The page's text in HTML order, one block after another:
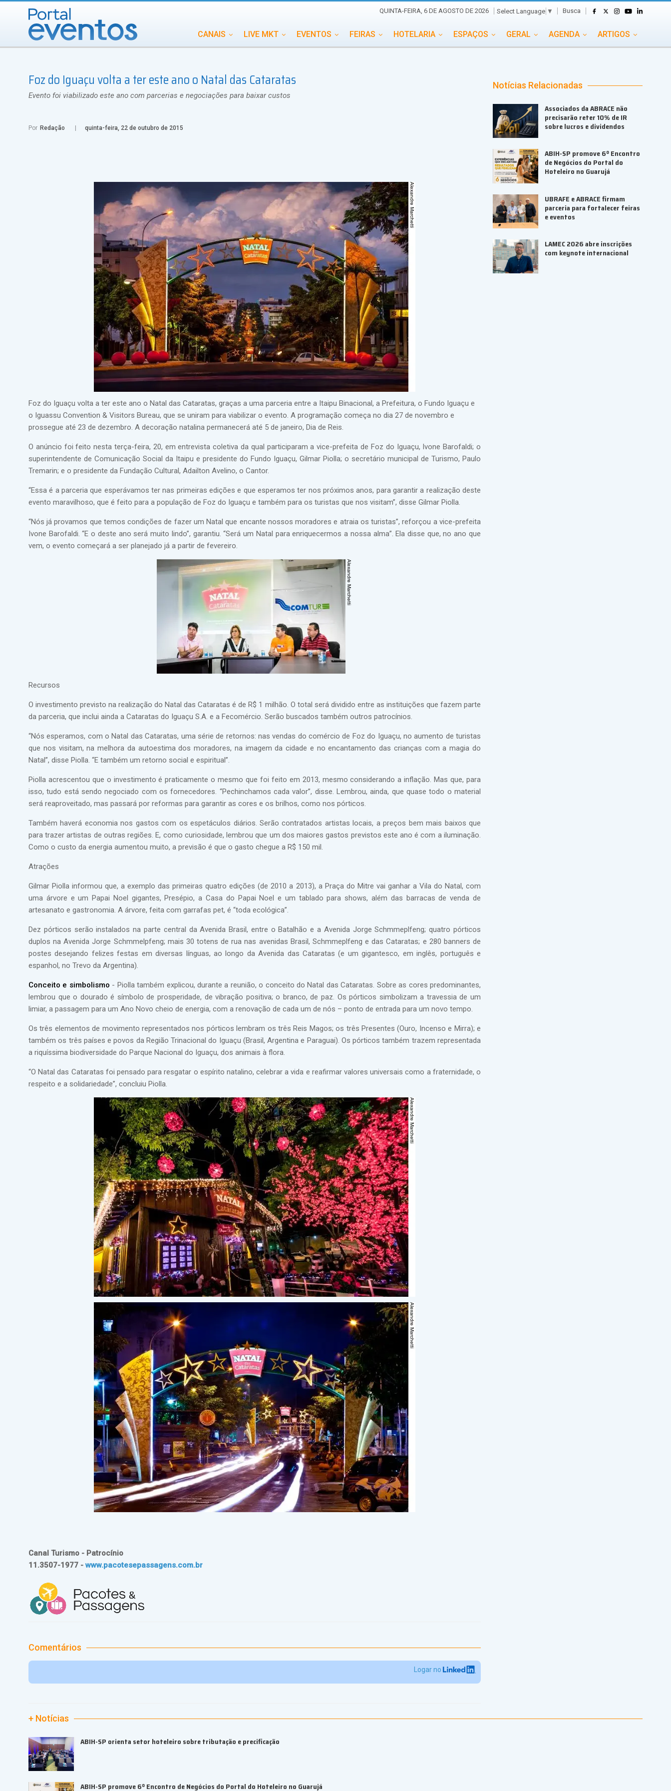
QUINTA-FEIRA, 6 DE AGOSTO DE 2026 Select Language ▼ Busca
CANAIS LIVE MKT EVENTOS FEIRAS HOTELARIA ESPAÇOS GERAL AGENDA ARTIGOS
INCENTIVOS INTERNACIONAL MEMORIAL DE EVENTOS PORTAL EVENTOS TV TRANSPORTES
TURISMO VAI E VEM
Foz do Iguaçu volta a ter este ano o Natal das Cataratas
Evento foi viabilizado este ano com parcerias e negociações para baixar custos
Por Redação quinta-feira, 22 de outubro de 2015
Foz do Iguaçu volta a ter este ano o Natal das Cataratas, graças a uma parceria entre a Itaipu Binacional, a Prefeitura, o Fundo Iguaçu e
o Iguassu Convention & Visitors Bureau, que se uniram para viabilizar o evento. A programação começa no dia 27 de novembro e
prossegue até 23 de dezembro. A decoração natalina permanecerá até 5 de janeiro, Dia de Reis.
O anúncio foi feito nesta terça-feira, 20, em entrevista coletiva da qual participaram a vice-prefeita de Foz do Iguaçu, Ivone Barofaldi; o
superintendente de Comunicação Social da Itaipu e presidente do Fundo Iguaçu, Gilmar Piolla; o secretário municipal de Turismo, Paulo
Tremarin; e o presidente da Fundação Cultural, Adailton Avelino, o Cantor.
“Essa é a parceria que esperávamos ter nas primeiras edições e que esperamos ter nos próximos anos, para garantir a realização deste
evento maravilhoso, que é feito para a população de Foz do Iguaçu e também para os turistas que nos visitam”, disse Gilmar Piolla.
“Nós já provamos que temos condições de fazer um Natal que encante nossos moradores e atraia os turistas”, reforçou a vice-prefeita
Ivone Barofaldi. “E o deste ano será muito lindo”, garantiu. “Será um Natal para enriquecermos a nossa alma”. Ela disse que, no ano que
vem, o evento começará a ser planejado já a partir de fevereiro.
Recursos
O investimento previsto na realização do Natal das Cataratas é de R$ 1 milhão. O total será dividido entre as instituições que fazem parte
da parceria, que inclui ainda a Cataratas do Iguaçu S.A. e a Fecomércio. Serão buscados também outros patrocínios.
“Nós esperamos, com o Natal das Cataratas, uma série de retornos: nas vendas do comércio de Foz do Iguaçu, no aumento de turistas
que nos visitam, na melhora da autoestima dos moradores, na imagem da cidade e no encantamento das crianças com a magia do
Natal”, disse Piolla. “E também um retorno social e espiritual”.
Piolla acrescentou que o investimento é praticamente o mesmo que foi feito em 2013, mesmo considerando a inflação. Mas que, para
isso, tudo está sendo negociado com os fornecedores. “Pechinchamos cada valor”, disse. Lembrou, ainda, que quase todo o material
será reaproveitado, mas passará por reformas para garantir as cores e os brilhos, como nos pórticos.
Também haverá economia nos gastos com os espetáculos diários. Serão contratados artistas locais, a preços bem mais baixos que
para trazer artistas de outras regiões. E, como curiosidade, lembrou que um dos maiores gastos previstos este ano é com a iluminação.
Como o custo da energia aumentou muito, a previsão é que o gasto chegue a R$ 150 mil.
Atrações
Gilmar Piolla informou que, a exemplo das primeiras quatro edições (de 2010 a 2013), a Praça do Mitre vai ganhar a Vila do Natal, com
uma árvore e um Papai Noel gigantes, Presépio, a Casa do Papai Noel e um tablado para shows, além das barracas de venda de
artesanato e gastronomia. A árvore, feita com garrafas pet, é “toda ecológica”.
Dez pórticos serão instalados na parte central da Avenida Brasil, entre o Batalhão e a Avenida Jorge Schmmeplfeng; quatro pórticos
duplos na Avenida Jorge Schmmelpfeng; mais 30 totens de rua nas avenidas Brasil, Schmmeplfeng e das Cataratas; e 280 banners de
postes desejando felizes festas em diversas línguas, ao longo da Avenida das Cataratas (e um gigantesco, em inglês, português e
espanhol, no Trevo da Argentina).
Conceito e simbolismo - Piolla também explicou, durante a reunião, o conceito do Natal das Cataratas. Sobre as cores predominantes,
lembrou que o dourado é símbolo de prosperidade, de vibração positiva; o branco, de paz. Os pórticos simbolizam a travessia de um
limiar, a passagem para um Ano Novo cheio de energia, com a renovação de cada um de nós – ponto de entrada para um novo tempo.
Os três elementos de movimento representados nos pórticos lembram os três Reis Magos; os três Presentes (Ouro, Incenso e Mirra); e
também os três países e povos da Região Trinacional do Iguaçu (Brasil, Argentina e Paraguai). Os pórticos também trazem representada
a riquíssima biodiversidade do Parque Nacional do Iguaçu, dos animais à flora.
“O Natal das Cataratas foi pensado para resgatar o espírito natalino, celebrar a vida e reafirmar valores universais como a fraternidade, o
respeito e a solidariedade”, concluiu Piolla.
Canal Turismo - Patrocínio
11.3507-1977 -www.pacotesepassagens.com.br
Comentários
Logar no
Notícias Relacionadas
Associados da ABRACE não
precisarão reter 10% de IR
sobre lucros e dividendos
ABIH-SP promove 6º Encontro
de Negócios do Portal do
Hoteleiro no Guarujá
UBRAFE e ABRACE firmam
parceria para fortalecer feiras
e eventos
LAMEC 2026 abre inscrições
com keynote internacional
+ Notícias
ABIH-SP orienta setor hoteleiro sobre tributação e precificação
ABIH-SP promove 6º Encontro de Negócios do Portal do Hoteleiro no Guarujá